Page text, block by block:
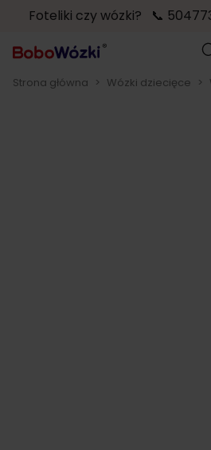
Foteliki czy wózki? 📞
Strona główna > Wózki dziecięce >